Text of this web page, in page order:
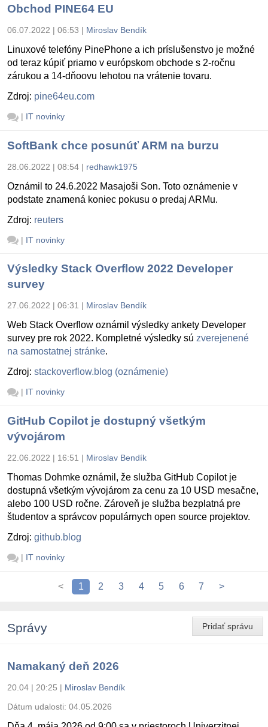
Obchod PINE64 EU
06.07.2022 | 06:53 | Miroslav Bendík
Linuxové telefóny PinePhone a ich príslušenstvo je možné
od teraz kúpiť priamo v európskom obchode s 2-ročnu
zárukou a 14-dňoovu lehotou na vrátenie tovaru.
Zdroj: pine64eu.com
| IT novinky
SoftBank chce posunúť ARM na burzu
28.06.2022 | 08:54 | redhawk1975
Oznámil to 24.6.2022 Masajoši Son. Toto oznámenie v
podstate znamená koniec pokusu o predaj ARMu.
Zdroj: reuters
| IT novinky
Výsledky Stack Overflow 2022 Developer
survey
27.06.2022 | 06:31 | Miroslav Bendík
Web Stack Overflow oznámil výsledky ankety Developer
survey pre rok 2022. Kompletné výsledky sú zverejenené
na samostatnej stránke.
Zdroj: stackoverflow.blog (oznámenie)
| IT novinky
GitHub Copilot je dostupný všetkým
vývojárom
22.06.2022 | 16:51 | Miroslav Bendík
Thomas Dohmke oznámil, že služba GitHub Copilot je
dostupná všetkým vývojárom za cenu za 10 USD mesačne,
alebo 100 USD ročne. Zároveň je služba bezplatná pre
študentov a správcov populárnych open source projektov.
Zdroj: github.blog
| IT novinky
< 1 2 3 4 5 6 7 >
Pridať správu
Správy
Namakaný deň 2026
20.04 | 20:25 | Miroslav Bendík
Dátum udalosti: 04.05.2026